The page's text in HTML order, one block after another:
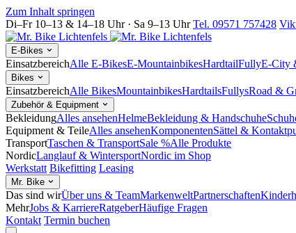
Zum Inhalt springen
Di–Fr 10–13 & 14–18 Uhr · Sa 9–13 Uhr Tel. 09571 757428
E-Bikes
EinsatzbereichAlle E-BikesE-MountainbikesHardtailFullyE-City
Bikes
EinsatzbereichAlle BikesMountainbikesHardtailsFullysRoad &
Zubehör & Equipment
BekleidungAlles ansehenHelmeBekleidung & Handschuhe
Equipment & TeileAlles ansehenKomponentenSättel &
TransportTaschen & TransportSale %Alle Produkte
NordicLanglauf & WintersportNordic im Shop
Werkstatt Bikefitting Leasing
Mr. Bike
Das sind wirÜber uns & TeamMarkenweltPartnerschaften
MehrJobs & KarriereRatgeberHäufige Fragen
Kontakt Termin buchen